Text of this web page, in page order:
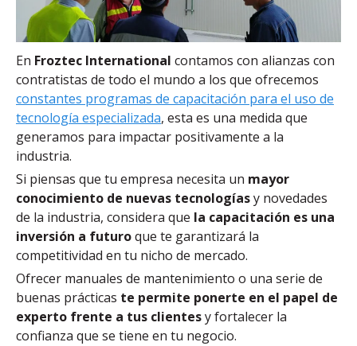
En Froztec International contamos con alianzas con
contratistas de todo el mundo a los que ofrecemos
constantes programas de capacitación para el uso de
tecnología especializada, esta es una medida que
generamos para impactar positivamente a la
industria.
Si piensas que tu empresa necesita un mayor
conocimiento de nuevas tecnologíasy novedades
de la industria, considera que la capacitación es una
inversión a futuroque te garantizará la
competitividad en tu nicho de mercado.
Ofrecer manuales de mantenimiento o una serie de
buenas prácticas te permite ponerte en el papel de
experto frente a tus clientesy fortalecer la
confianza que se tiene en tu negocio.